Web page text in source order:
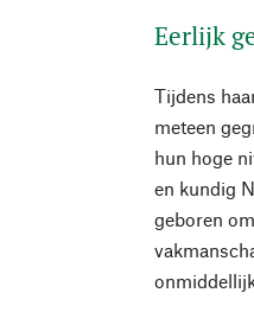
Eerlijk
Tijdens
meteen
hun hoge
en kundig
geboren